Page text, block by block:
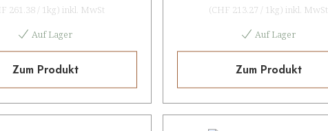
261.38 / 1kg) inkl. MwSt
Auf Lager
Zum Produkt
(CHF 213.27 / 1kg) inkl. MwSt
Auf Lager
Zum Produkt